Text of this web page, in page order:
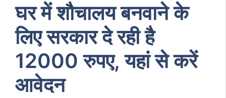
घर में शौचालय बनवाने के
लिए सरकार दे रही है
12000 रुपए, यहां से करें
आवेदन